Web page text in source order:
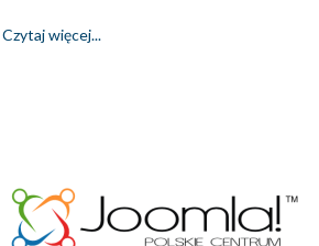
Czytaj więcej...